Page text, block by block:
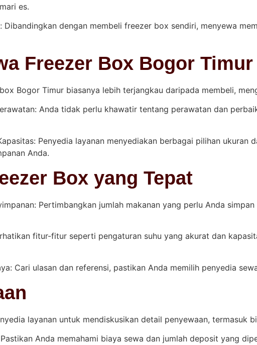
es.
Dibandingkan dengan membeli freezer box sendiri, menyewa
Freezer Box Bogor Timur
Bogor Timur biasanya lebih terjangkau daripada membeli,
Anda tidak perlu khawatir tentang perawatan dan
Penyedia layanan menyediakan berbagai pilihan ukuran
Anda.
Box yang Tepat
Pertimbangkan jumlah makanan yang perlu Anda
fitur-fitur seperti pengaturan suhu yang akurat dan
Cari ulasan dan referensi, pastikan Anda memilih penyedia
layanan untuk mendiskusikan detail penyewaan, termasuk
Anda memahami biaya sewa dan jumlah deposit yang